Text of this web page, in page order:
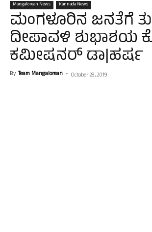
Mangalorean News Kannada News
ಮಂಗಳೂರಿನ ಜನತೆಗೆ
ದೀಪಾವಳಿ ಶುಭಾಶಯ
ಕಮೀಷನರ್ ಡಾ|ಹರ್ಷ
By Team Mangalorean - October 28, 2019